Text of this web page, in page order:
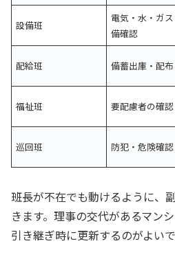
設備班
電気・水・ガ
備確認
配給班 備蓄出庫・配布
福祉班 要配慮者の確認
巡回班 防犯・危険確認
班長が不在でも動けるように、
きます。理事の交代があるマン
引き継ぎ時に更新するのがよいで